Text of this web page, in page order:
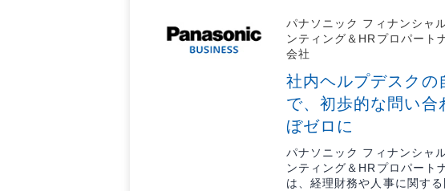
パナソニック フィナンシャ
ンティング＆HRプロパート
会社
社内ヘルプデスクの
で、初歩的な問い合
ぼゼロに
パナソニック フィナンシャ
ンティング＆HRプロパート
は、経理財務や人事に関す